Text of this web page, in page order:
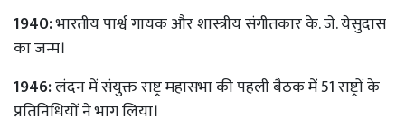
1940:भारतीय पार्श्व गायक और शास्त्रीय संगीतकार के. जे. येसुदास
का जन्म।
1946:लंदन में संयुक्त राष्ट्र महासभा की पहली बैठक में 51 राष्ट्रों के
प्रतिनिधियों ने भाग लिया।